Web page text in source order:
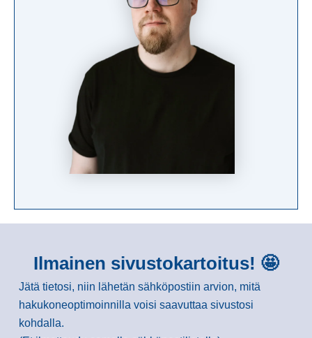
Ilmainen sivustokartoitus! 🤩
Jätä tietosi, niin lähetän sähköpostiin arvion, mitä
hakukoneoptimoinnilla voisi saavuttaa sivustosi
kohdalla.